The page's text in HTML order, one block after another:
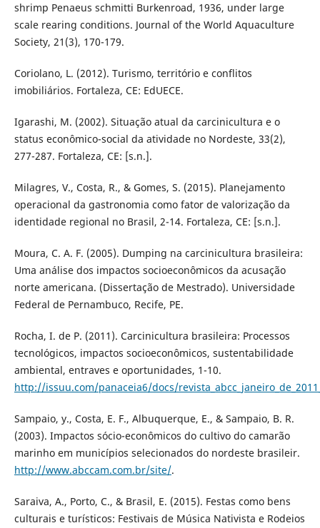
shrimp Penaeus schmitti Burkenroad, 1936, under large
scale rearing conditions. Journal of the World Aquaculture
Society, 21(3), 170-179.
Coriolano, L. (2012). Turismo, território e conflitos
imobiliários. Fortaleza, CE: EdUECE.
Igarashi, M. (2002). Situação atual da carcinicultura e o
status econômico-social da atividade no Nordeste, 33(2),
277-287. Fortaleza, CE: [s.n.].
Milagres, V., Costa, R., & Gomes, S. (2015). Planejamento
operacional da gastronomia como fator de valorização da
identidade regional no Brasil, 2-14. Fortaleza, CE: [s.n.].
Moura, C. A. F. (2005). Dumping na carcinicultura brasileira:
Uma análise dos impactos socioeconômicos da acusação
norte americana. (Dissertação de Mestrado). Universidade
Federal de Pernambuco, Recife, PE.
Rocha, I. de P. (2011). Carcinicultura brasileira: Processos
tecnológicos, impactos socioeconômicos, sustentabilidade
ambiental, entraves e oportunidades, 1-10.
http://issuu.com/panaceia6/docs/
Sampaio, y., Costa, E. F., Albuquerque, E., & Sampaio, B. R.
(2003). Impactos sócio-econômicos do cultivo do camarão
marinho em municípios selecionados do nordeste brasileir.
http://www.abccam.com.br/site/.
Saraiva, A., Porto, C., & Brasil, E. (2015). Festas como bens
culturais e turísticos: Festivais de Música Nativista e Rodeios